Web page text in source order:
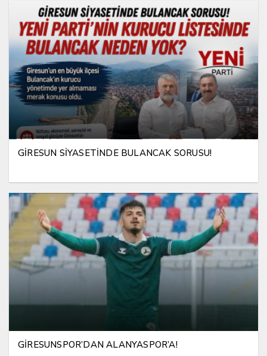
GİRESUN SİYASETİNDE BULANCAK SORUSU!
GİRESUNSPOR’DAN ALANYASPOR’A!